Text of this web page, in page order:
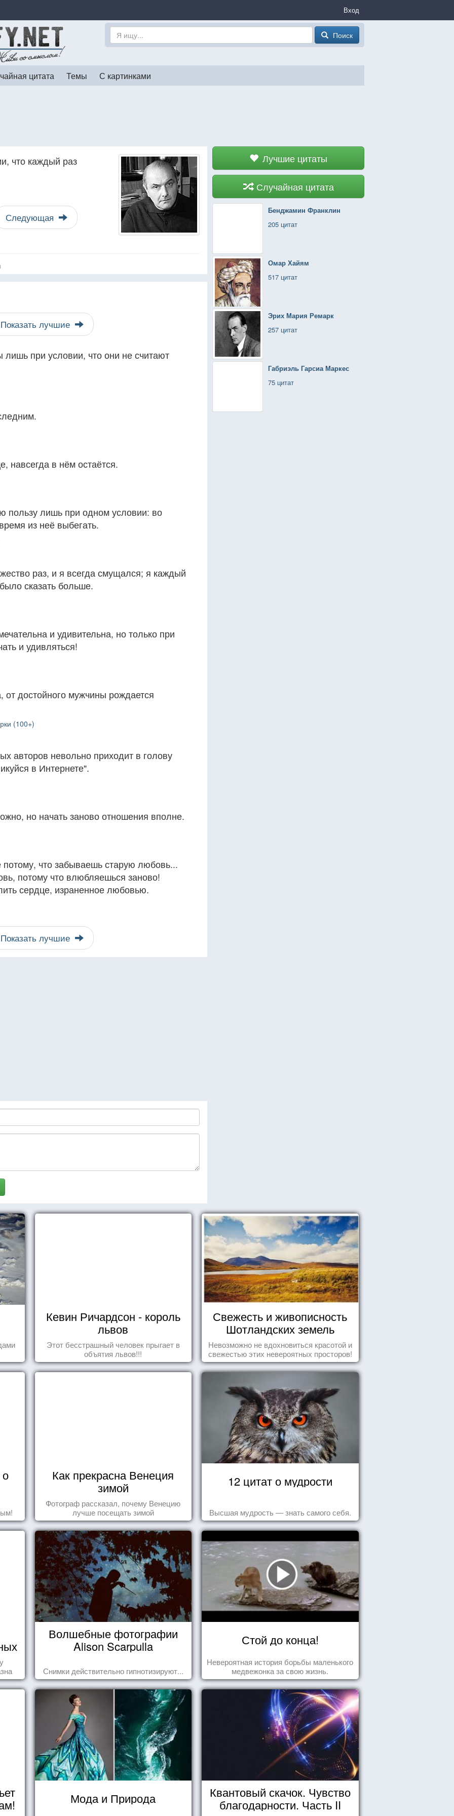
Вход
Поиск
цитата Темы С картинками
Лучшие цитаты
Случайная цитата
Бенджамин Франклин
205 цитат
Омар Хайям
517 цитат
Эрих Мария Ремарк
257 цитат
Габриэль Гарсиа Маркес
75 цитат
что каждый раз
Следующая
Показать лучшие
при условии, что они не считают
навсегда в нём остаётся.
пользу лишь при одном условии: во
из неё выбегать.
раз, и я всегда смущался; я каждый
сказать больше.
и удивительна, но только при
и удивляться!
от достойного мужчины рождается
(100+)
авторов невольно приходит в голову
в Интернете".
но начать заново отношения вполне.
что забываешь старую любовь...
потому что влюбляешься заново!
сердце, израненное любовью.
Показать лучшие
Кевин Ричардсон - король
львов
Этот бесстрашный человек прыгает в
объятия львов!!!
Свежесть и живописность
Шотландских земель
Невозможно не вдохновиться красотой и
свежестью этих невероятных просторов!
Как прекрасна Венеция
зимой
Фотограф рассказал, почему Венецию
лучше посещать зимой
12 цитат о мудрости
Высшая мудрость — знать самого себя.
Волшебные фотографии
Alison Scarpulla
Снимки действительно гипнотизируют...
Стой до конца!
Невероятная история борьбы маленького
медвежонка за свою жизнь.
Мода и Природа
Квантовый скачок. Чувство
благодарности. Часть II